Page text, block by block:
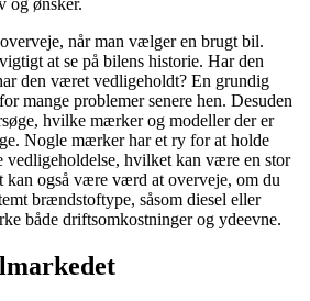
når man vælger en brugt bil.
at se på bilens historie. Har den
den været vedligeholdt? En grundig
mange problemer senere hen. Desuden
hvilke mærker og modeller der er
Nogle mærker har et ry for at holde
hvilket kan være en stor
kan også være værd at overveje, om du
brændstoftype, såsom diesel eller
både driftsomkostninger og ydeevne.